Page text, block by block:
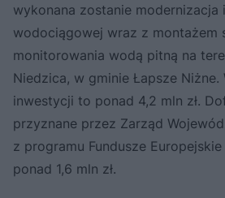
wykonana zostanie modernizacja
wodociągowej wraz z montażem
monitorowania wodą pitną na
Niedzica, w gminie Łapsze Niżne.
inwestycji to ponad 4,2 mln zł.
przyznane przez Zarząd
z programu Fundusze
ponad 1,6 mln zł.